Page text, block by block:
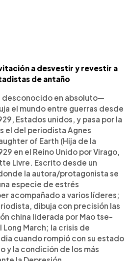
a desvestir y revestir a
de antaño
desconocido en absoluto—
el mundo entre guerras desde
Estados unidos, y pasa por la
el del periodista Agnes
of Earth (Hija de la
en el Reino Unido por Virago,
Livre. Escrito desde un
la autora/protagonista se
especie de estrés
acompañado a varios líderes;
dibuja con precisión las
china liderada por Mao tse-
March; la crisis de
cuando rompió con su estado
y la condición de los más